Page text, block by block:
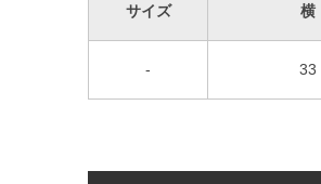
サイズ 横
- 33